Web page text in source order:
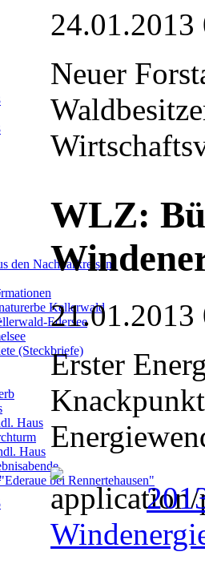
den Nachbarkreisen
Kellerwald
Edersee
(Steckbriefe)
Haus
Haus
bei Rennertehausen"
24.01.2013
Neuer
WLZ:
21.01.2013
Erster